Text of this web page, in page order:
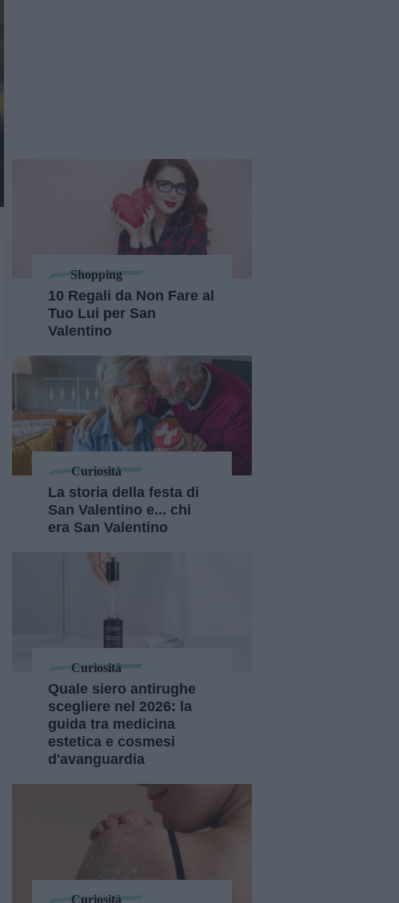
Shopping
10 Regali da Non Fare al
Tuo Lui per San
Valentino
Curiosità
La storia della festa di
San Valentino e... chi
era San Valentino
Curiosità
Quale siero antirughe
scegliere nel 2026: la
guida tra medicina
estetica e cosmesi
d'avanguardia
Curiosità